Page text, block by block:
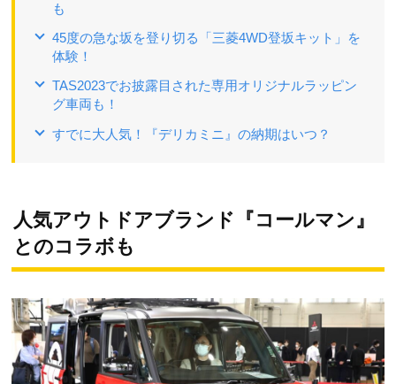
も
45度の急な坂を登り切る「三菱4WD登坂キット」を
体験！
TAS2023でお披露目された専用オリジナルラッピン
グ車両も！
すでに大人気！『デリカミニ』の納期はいつ？
人気アウトドアブランド『コールマン』
とのコラボも